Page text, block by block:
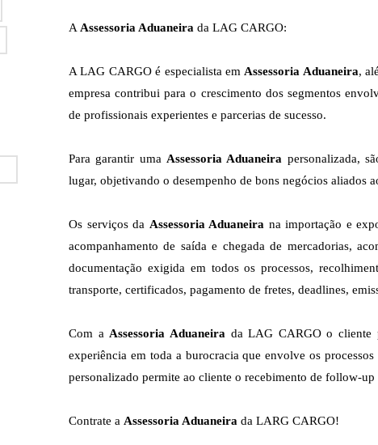
A Assessoria Aduaneira da LAG CARGO:
A LAG CARGO é especialista em Assessoria Aduaneira,
empresa contribui para o crescimento dos segmentos
de profissionais experientes e parcerias de sucesso.
Para garantir uma Assessoria Aduaneira personalizada,
lugar, objetivando o desempenho de bons negócios aliados
Os serviços da Assessoria Aduaneira na importação e
acompanhamento de saída e chegada de mercadorias,
documentação exigida em todos os processos,
transporte, certificados, pagamento de fretes, deadlines,
Com a Assessoria Aduaneira da LAG CARGO o cliente
experiência em toda a burocracia que envolve os
personalizado permite ao cliente o recebimento de follow-up
Contrate a Assessoria Aduaneira da LARG CARGO!